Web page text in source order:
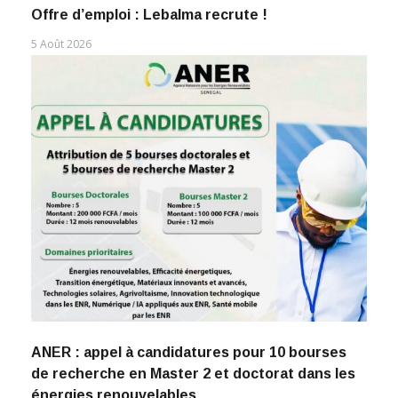
Offre d’emploi : Lebalma recrute !
5 Août 2026
ANER : appel à candidatures pour 10 bourses
de recherche en Master 2 et doctorat dans les